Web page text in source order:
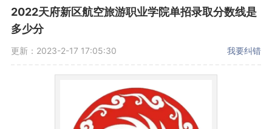
2022天府新区航空旅游职业学院单招录取分数线是
多少分
更新：2023-2-17 17:05:30 我要纠错